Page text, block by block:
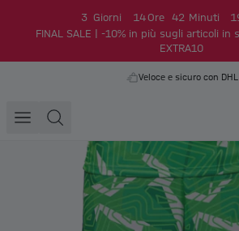
3 Giorni 14 Ore 42 Minuti
FINAL SALE | -10% in più sugli articoli in
EXTRA10
Veloce e sicuro con DHL